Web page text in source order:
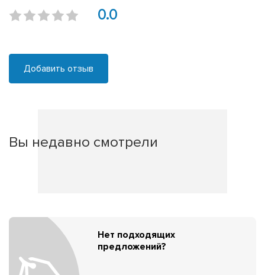
0.0
Добавить отзыв
Вы недавно смотрели
Нет подходящих
предложений?